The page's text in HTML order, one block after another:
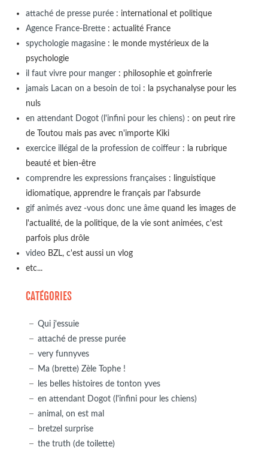
attaché de presse purée: international et politique
Agence France-Brette: actualité France
spychologie magasine: le monde mystérieux de la
psychologie
il faut vivre pour manger: philosophie et goinfrerie
jamais Lacan on a besoin de toi: la psychanalyse pour les
nuls
en attendant Dogot (l'infini pour les chiens): on peut rire
de Toutou mais pas avec n'importe Kiki
exercice illégal de la profession de coiffeur: la rubrique
beauté et bien-être
comprendre les expressions françaises: linguistique
idiomatique, apprendre le français par l'absurde
gif animés avez -vous donc une âmequand les images de
l'actualité, de la politique, de la vie sont animées, c'est
parfois plus drôle
videoBZL, c'est aussi un vlog
etc...
CATÉGORIES
Qui j'essuie
attaché de presse purée
very funnyves
Ma (brette) Zèle Tophe !
les belles histoires de tonton yves
en attendant Dogot (l'infini pour les chiens)
animal, on est mal
bretzel surprise
the truth (de toilette)